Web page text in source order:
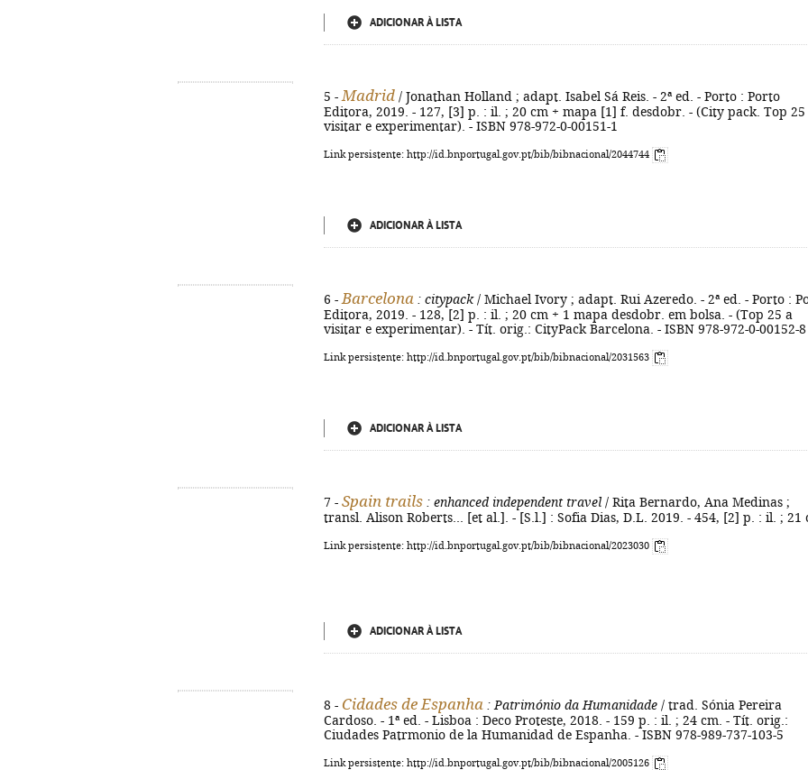
ADICIONAR À LISTA
5 - Madrid / Jonathan Holland ; adapt. Isabel Sá Reis. - 2ª ed. - Porto : Porto
Editora, 2019. - 127, [3] p. : il. ; 20 cm + mapa [1] f. desdobr. - (City pack. Top 25
visitar e experimentar). - ISBN 978-972-0-00151-1
Link persistente: http://id.bnportugal.gov.pt/bib/bibnacional/2044744
ADICIONAR À LISTA
6 - Barcelona : citypack/ Michael Ivory ; adapt. Rui Azeredo. - 2ª ed. - Porto :
Editora, 2019. - 128, [2] p. : il. ; 20 cm + 1 mapa desdobr. em bolsa. - (Top 25 a
visitar e experimentar). - Tít. orig.: CityPack Barcelona. - ISBN 978-972-0-00152-8
Link persistente: http://id.bnportugal.gov.pt/bib/bibnacional/2031563
ADICIONAR À LISTA
7 - Spain trails : enhanced independent travel / Rita Bernardo, Ana Medinas ;
transl. Alison Roberts... [et al.]. - [S.l.] : Sofia Dias, D.L. 2019. - 454, [2] p. : il. ; 21
Link persistente: http://id.bnportugal.gov.pt/bib/bibnacional/2023030
ADICIONAR À LISTA
8 - Cidades de Espanha : Património da Humanidade / trad. Sónia Pereira
Cardoso. - 1ª ed. - Lisboa : Deco Proteste, 2018. - 159 p. : il. ; 24 cm. - Tít. orig.:
Ciudades Patrmonio de la Humanidad de Espanha. - ISBN 978-989-737-103-5
Link persistente: http://id.bnportugal.gov.pt/bib/bibnacional/2005126